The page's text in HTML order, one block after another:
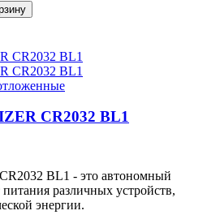
CR2032 BL1
BL1 - это автономный
различных устройств,
энергии.